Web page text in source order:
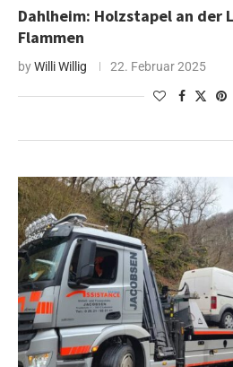
Dahlheim: Holzstapel an der
Flammen
byWilli Willig 22. Februar 2025